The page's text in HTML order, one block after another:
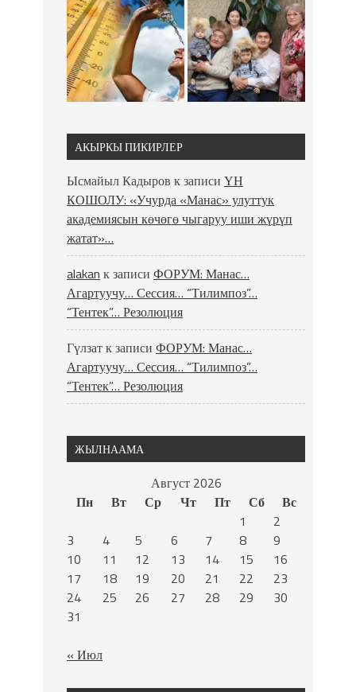
АКЫРКЫ ПИКИРЛЕР
Ысмайыл Кадыров к записи ҮН
КОШОЛУ: «Учурда «Манас» улуттук
академиясын көчөгө чыгаруу иши жүрүп
жатат»…
alakan к записи ФОРУМ: Манас…
Агартуучу… Сессия… “Тилимпоз”…
“Тентек”… Резолюция
Гүлзатк записи ФОРУМ: Манас…
Агартуучу… Сессия… “Тилимпоз”…
“Тентек”… Резолюция
ЖЫЛНААМА
Август 2026
Пн
Вт Ср Чт Пт Сб
Вс
1
2
3
4 5 6 7 8
9
10
11 12 13 14 15
16
17
18 19 20 21 22
23
24
25 26 27 28 29
30
31
« Июл